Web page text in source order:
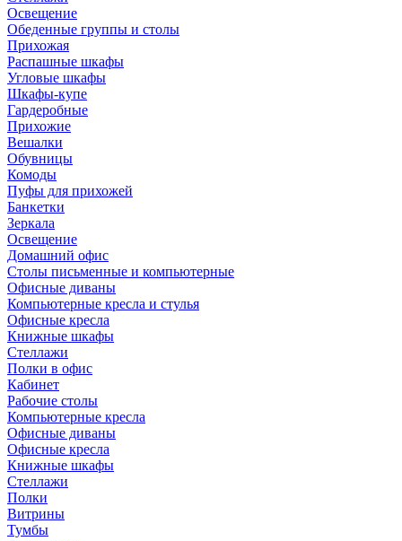
Освещение
Обеденные группы и столы
Прихожая
Распашные шкафы
Угловые шкафы
Шкафы-купе
Гардеробные
Прихожие
Вешалки
Обувницы
Комоды
Пуфы для прихожей
Банкетки
Зеркала
Освещение
Домашний офис
Столы письменные и компьютерные
Офисные диваны
Компьютерные кресла и стулья
Офисные кресла
Книжные шкафы
Стеллажи
Полки в офис
Кабинет
Рабочие столы
Компьютерные кресла
Офисные диваны
Офисные кресла
Книжные шкафы
Стеллажи
Полки
Витрины
Тумбы